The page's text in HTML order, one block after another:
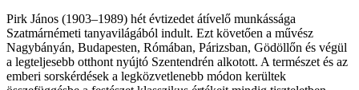
Pirk János (1903–1989) hét évtizedet átívelő munkássága
Szatmárnémeti tanyavilágából indult. Ezt követően a művész
Nagybányán, Budapesten, Rómában, Párizsban, Gödöllőn és végül
a legteljesebb otthont nyújtó Szentendrén alkotott. A természet és az
emberi sorskérdések a legközvetlenebb módon kerültek